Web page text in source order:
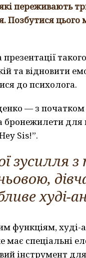
переживають
Позбутися
та відновити
до психолога.
— з
для
Sis!”.
зусилля
худі-
функціям, худі-
має спеціальні
інструмент